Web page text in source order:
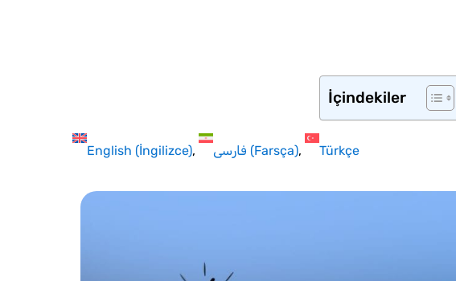
İçindekiler
English (İngilizce) فارسی (Farsça) Türkçe